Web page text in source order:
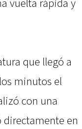
vuelta rápida y
que llegó a
minutos el
con una
directamente en